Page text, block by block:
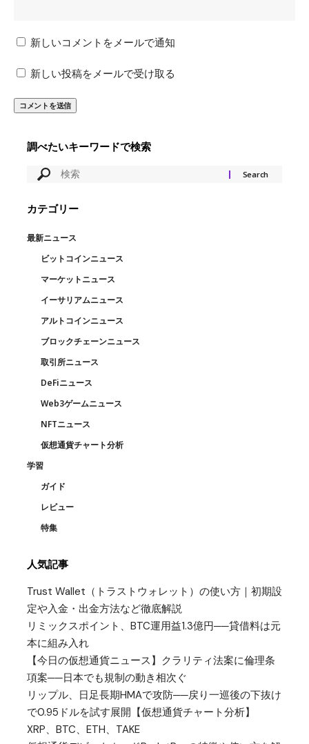
新しいコメントをメールで通知
新しい投稿をメールで受け取る
調べたいキーワードで検索
カテゴリー
最新ニュース
ビットコインニュース
マーケットニュース
イーサリアムニュース
アルトコインニュース
ブロックチェーンニュース
取引所ニュース
DeFiニュース
Web3ゲームニュース
NFTニュース
仮想通貨チャート分析
学習
ガイド
レビュー
特集
人気記事
Trust Wallet（トラストウォレット）の使い方｜初期設
定や入金・出金方法など徹底解説
リミックスポイント、BTC運用益1.3億円──貸借料は元
本に組み入れ
【今日の仮想通貨ニュース】クラリティ法案に倫理条
項案──日本でも規制の動き相次ぐ
リップル、日足長期HMAで攻防──戻り一巡後の下抜け
で0.95ドルを試す展開【仮想通貨チャート分析】
XRP、BTC、ETH、TAKE